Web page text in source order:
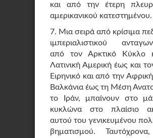
και από την έτερη
αμερικανικού κατεστημένου.
7. Μια σειρά από κρίσιμα
ιμπεριαλιστικού
από τον Αρκτικό Κύκλο
Λατινική Αμερική έως και
Ειρηνικό και από την
Βαλκάνια έως τη Μέση
το Ιράν, μπαίνουν στο
κυκλώνα στο πλαίσιο
αυτού του γενικευμένου
βηματισμού. Ταυτόχρονα,